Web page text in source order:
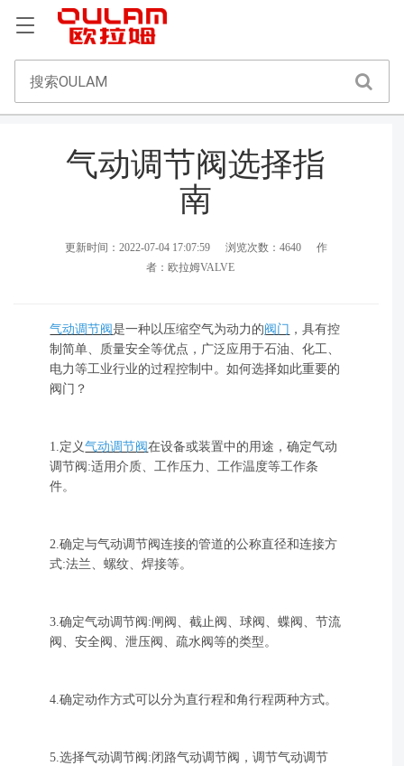
气动调节阀选择指
南
更新时间：2022-07-04 17:07:59 浏览次数：4640
作
者：欧拉姆VALVE
气动调节阀是一种以压缩空气为动力的阀门 ，具有控
制简单、质量安全等优点，广泛应用于石油、化工、
电力等工业行业的过程控制中。如何选择如此重要的
阀门？
1.定义气动调节阀在设备或装置中的用途，确定气动
调节阀:适用介质、工作压力、工作温度等工作条
件。
2.确定与气动调节阀连接的管道的公称直径和连接方
式:法兰、螺纹、焊接等。
3.确定气动调节阀:闸阀、截止阀、球阀、蝶阀、节流
阀、安全阀、泄压阀、疏水阀等的类型。
4.确定动作方式可以分为直行程和角行程两种方式。
5.选择气动调节阀:闭路气动调节阀，调节气动调节